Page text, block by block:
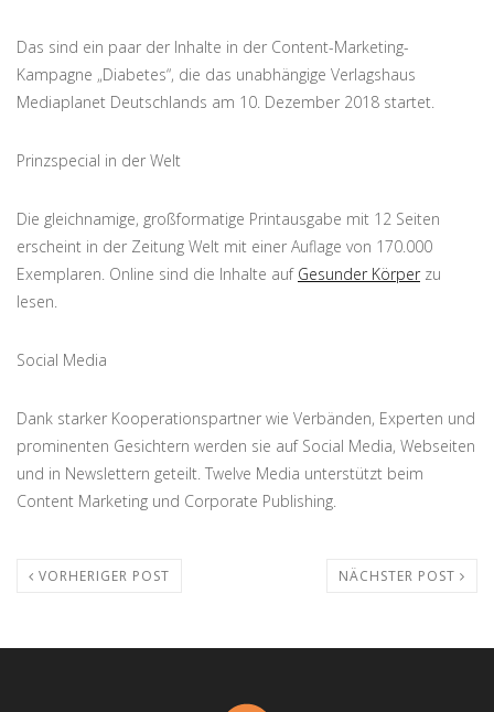
Das sind ein paar der Inhalte in der Content-Marketing-
Kampagne „Diabetes“, die das unabhängige Verlagshaus
Mediaplanet Deutschlands am 10. Dezember 2018 startet.
Prinzspecial in der Welt
Die gleichnamige, großformatige Printausgabe mit 12 Seiten
erscheint in der Zeitung Welt mit einer Auflage von 170.000
Exemplaren. Online sind die Inhalte auf Gesunder Körperzu
lesen.
Social Media
Dank starker Kooperationspartner wie Verbänden, Experten und
prominenten Gesichtern werden sie auf Social Media, Webseiten
und in Newslettern geteilt. Twelve Media unterstützt beim
Content Marketing und Corporate Publishing.
VORHERIGER POST NÄCHSTER POST